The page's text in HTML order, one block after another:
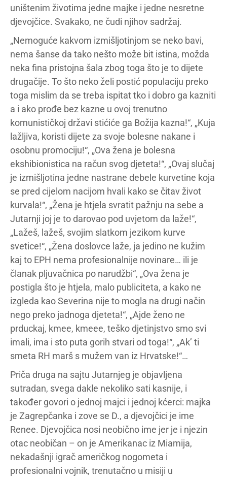
uništenim životima jedne majke i jedne nesretne
djevojčice. Svakako, ne čudi njihov sadržaj.
„Nemoguće kakvom izmišljotinjom se neko bavi,
nema šanse da tako nešto može bit istina, možda
neka fina pristojna šala zbog toga što je to dijete
drugačije. To što neko želi postić populaciju preko
toga mislim da se treba ispitat tko i dobro ga kazniti
a i ako prođe bez kazne u ovoj trenutno
komunističkoj državi stićiće ga Božija kazna!“, „Kuja
lažljiva, koristi dijete za svoje bolesne nakane i
osobnu promociju!“, „Ova žena je bolesna
ekshibionistica na račun svog djeteta!“, „Ovaj slučaj
je izmišljotina jedne nastrane debele kurvetine koja
se pred cijelom nacijom hvali kako se čitav život
kurvala!“, „Žena je htjela svratit pažnju na sebe a
Jutarnji joj je to darovao pod uvjetom da laže!“,
„Lažeš, lažeš, svojim slatkom jezikom kurve
svetice!“, „Žena doslovce laže, ja jedino ne kužim
kaj to EPH nema profesionalnije novinare… ili je
članak pljuvačnica po narudžbi“, „Ova žena je
postigla što je htjela, malo publiciteta, a kako ne
izgleda kao Severina nije to mogla na drugi način
nego preko jadnoga djeteta!“, „Ajde ženo ne
prduckaj, kmee, kmeee, teško djetinjstvo smo svi
imali, ima i sto puta gorih stvari od toga!“, „Ak’ ti
smeta RH marš s mužem van iz Hrvatske!“…
Priča druga na sajtu Jutarnjeg je objavljena
sutradan, svega dakle nekoliko sati kasnije, i
također govori o jednoj majci i jednoj kćerci: majka
je Zagrepčanka i zove se D., a djevojčici je ime
Renee. Djevojčica nosi neobično ime jer je i njezin
otac neobičan – on je Amerikanac iz Miamija,
nekadašnji igrač američkog nogometa i
profesionalni vojnik, trenutačno u misiji u